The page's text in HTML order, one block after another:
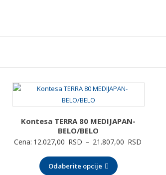
Kontesa TERRA 80 MEDIJAPAN-
BELO/BELO
Cena: 12.027,00 RSD – 21.807,00 RSD
Odaberite opcije